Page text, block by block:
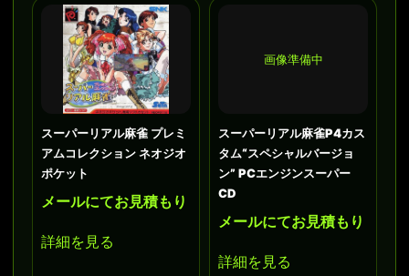
スーパーリアル麻雀 プレミ
アムコレクション ネオジオ
ポケット
メールにてお見積もり
詳細を見る
画像準備中
スーパーリアル麻雀P4カス
タム“スペシャルバージョ
ン” PCエンジンスーパー
CD
メールにてお見積もり
詳細を見る